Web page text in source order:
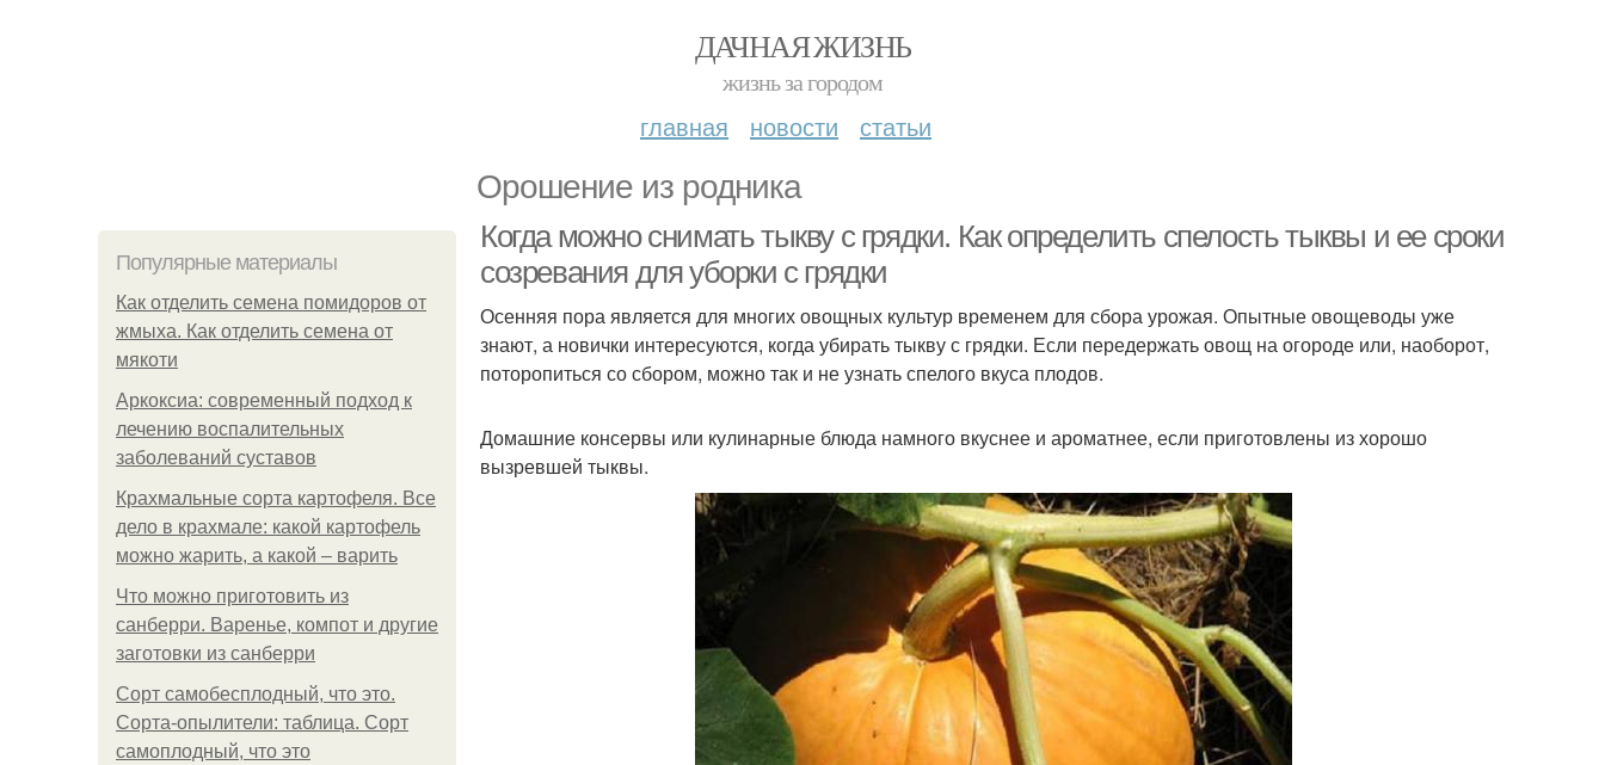
ДАЧНАЯ ЖИЗНЬ
жизнь за городом
главная новости статьи
Орошение из родника
Популярные материалы
Как отделить семена помидоров от
жмыха. Как отделить семена от
мякоти
Аркоксиа: современный подход к
лечению воспалительных
заболеваний суставов
Крахмальные сорта картофеля. Все
дело в крахмале: какой картофель
можно жарить, а какой – варить
Что можно приготовить из
санберри. Варенье, компот и другие
заготовки из санберри
Сорт самобесплодный, что это.
Сорта-опылители: таблица. Сорт
самоплодный, что это
Когда можно снимать тыкву с грядки. Как определить спелость тыквы и ее сроки
созревания для уборки с грядки
Осенняя пора является для многих овощных культур временем для сбора урожая. Опытные овощеводы уже
знают, а новички интересуются, когда убирать тыкву с грядки. Если передержать овощ на огороде или, наоборот,
поторопиться со сбором, можно так и не узнать спелого вкуса плодов.
Домашние консервы или кулинарные блюда намного вкуснее и ароматнее, если приготовлены из хорошо
вызревшей тыквы.